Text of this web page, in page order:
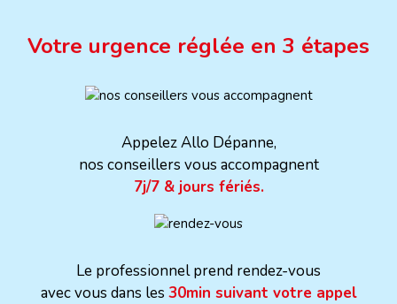
Votre urgence réglée en 3 étapes
Appelez Allo Dépanne,
nos conseillers vous accompagnent
7j/7 & jours fériés.
Le professionnel prend rendez-vous
avec vous dans les 30min suivant votre appel